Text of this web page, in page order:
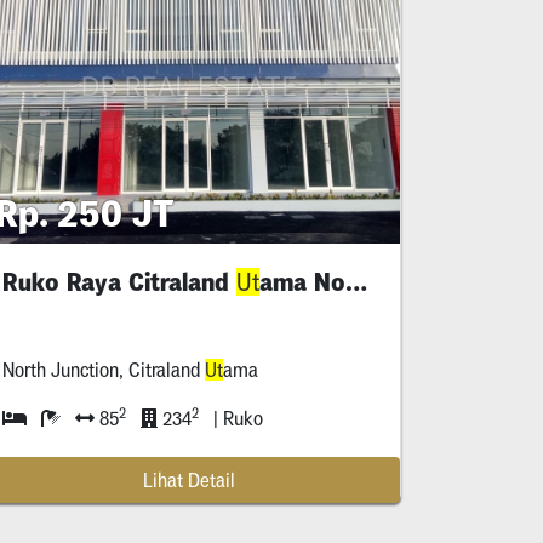
250 JT
Ruko Raya Citraland Utama North Junction
North Junction, Citraland Utama
852 2342 | Ruko
Lihat Detail